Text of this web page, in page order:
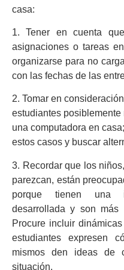
casa:
1. Tener en cuenta
asignaciones o tareas
organizarse para no
con las fechas de las
2. Tomar en
estudiantes
una computadora en
estos casos y buscar
3. Recordar que los
parezcan, están
porque tienen una
desarrollada y son más
Procure incluir
estudiantes expresen
mismos den ideas de
situación.